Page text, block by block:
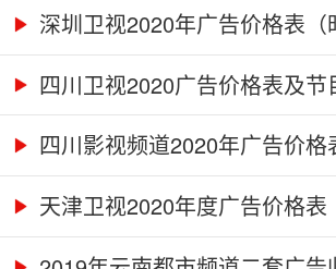
深圳卫视2020年广告价格表（
四川卫视2020广告价格表及节
四川影视频道2020年广告价格
天津卫视2020年度广告价格表